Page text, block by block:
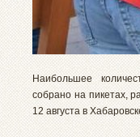
Наибольшее
собрано на пикетах,
12 августа в